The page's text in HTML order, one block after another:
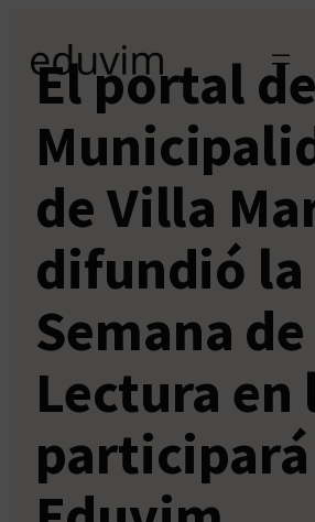
contenido
El portal
de Villa
difundió la
Semana
Lectura en
participará